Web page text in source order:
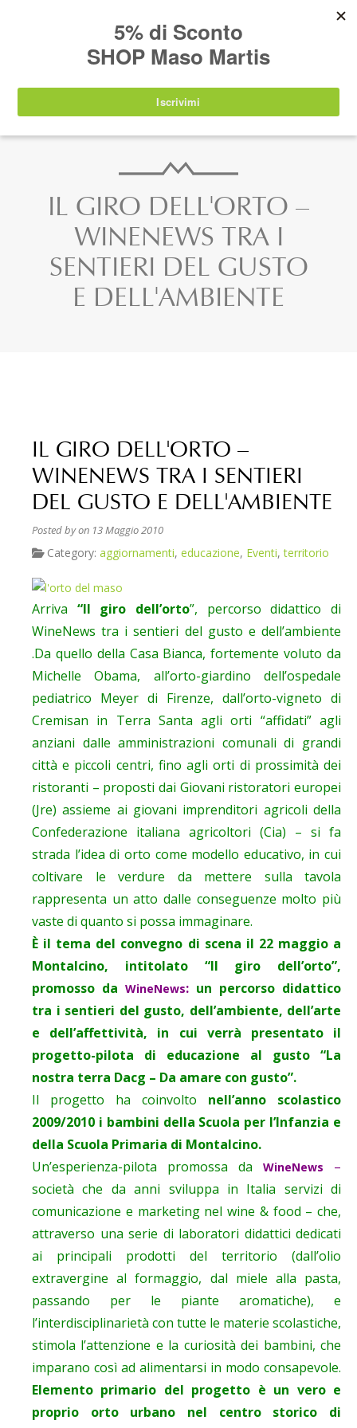
IT EN DE SHOP
IL GIRO DELL'ORTO –
WINENEWS TRA I
SENTIERI DEL GUSTO
E DELL'AMBIENTE
IL GIRO DELL'ORTO –
WINENEWS TRA I SENTIERI
DEL GUSTO E DELL'AMBIENTE
Posted byon 13 Maggio 2010
Category: aggiornamenti, educazione, Eventi,territorio
Arriva “Il giro dell’orto”, percorso didattico di
WineNews tra i sentieri del gusto e dell’ambiente
.Da quello della Casa Bianca, fortemente voluto da
Michelle Obama, all’orto-giardino dell’ospedale
pediatrico Meyer di Firenze, dall’orto-vigneto di
Cremisan in Terra Santa agli orti “affidati” agli
anziani dalle amministrazioni comunali di grandi
città e piccoli centri, fino agli orti di prossimità dei
ristoranti – proposti dai Giovani ristoratori europei
(Jre) assieme ai giovani imprenditori agricoli della
Confederazione italiana agricoltori (Cia) – si fa
strada l’idea di orto come modello educativo, in cui
coltivare le verdure da mettere sulla tavola
rappresenta un atto dalle conseguenze molto più
vaste di quanto si possa immaginare.
È il tema del convegno di scena il 22 maggio a
Montalcino, intitolato “Il giro dell’orto”,
promosso da WineNews: un percorso didattico
tra i sentieri del gusto, dell’ambiente, dell’arte
e dell’affettività, in cui verrà presentato il
progetto-pilota di educazione al gusto “La
nostra terra Dacg – Da amare con gusto”.
Il progetto ha coinvolto nell’anno scolastico
2009/2010 i bambini della Scuola per l’Infanzia e
della Scuola Primaria di Montalcino.
Un’esperienza-pilota promossa da
WineNews
–
società che da anni sviluppa in Italia servizi di
comunicazione e marketing nel wine & food – che,
attraverso una serie di laboratori didattici dedicati
ai principali prodotti del territorio (dall’olio
extravergine al formaggio, dal miele alla pasta,
passando per le piante aromatiche), e
l’interdisciplinarietà con tutte le materie scolastiche,
stimola l’attenzione e la curiosità dei bambini, che
imparano così ad alimentarsi in modo consapevole.
Elemento primario del progetto è un vero e
proprio orto urbano nel centro storico di
nuovamente disponibili a partire da
agosto 2026.